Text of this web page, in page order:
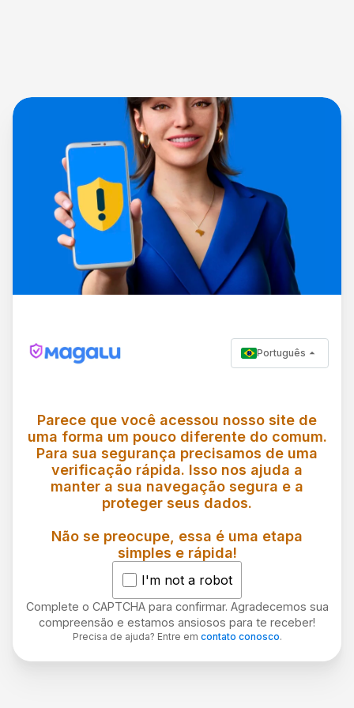
Português
Parece que você acessou nosso site de
uma forma um pouco diferente do comum.
Para sua segurança precisamos de uma
verificação rápida. Isso nos ajuda a
manter a sua navegação segura e a
proteger seus dados.
Não se preocupe, essa é uma etapa
simples e rápida!
I'm not a robot
Complete o CAPTCHA para confirmar. Agradecemos sua
compreensão e estamos ansiosos para te receber!
Precisa de ajuda? Entre em contato conosco.